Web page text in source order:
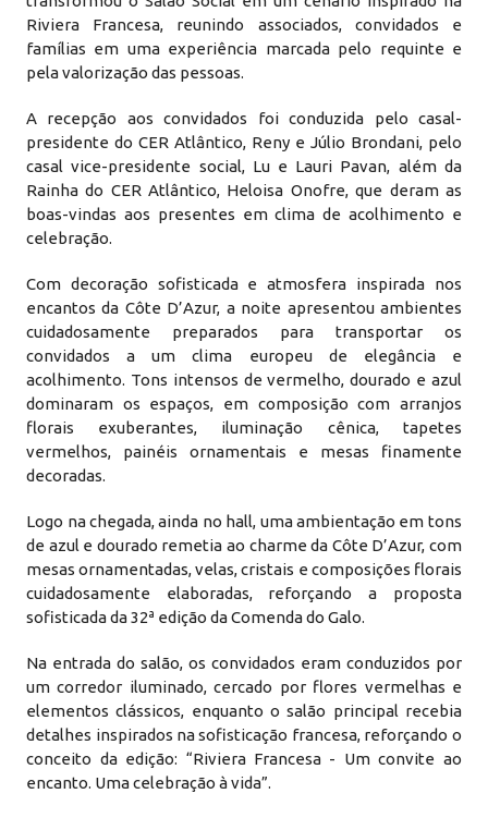
Riviera Francesa, reunindo associados, convidados e
famílias em uma experiência marcada pelo requinte e
pela valorização das pessoas.
A recepção aos convidados foi conduzida pelo casal-
presidente do CER Atlântico, Reny e Júlio Brondani, pelo
casal vice-presidente social, Lu e Lauri Pavan, além da
Rainha do CER Atlântico, Heloisa Onofre, que deram as
boas-vindas aos presentes em clima de acolhimento e
celebração.
Com decoração sofisticada e atmosfera inspirada nos
encantos da Côte D’Azur, a noite apresentou ambientes
cuidadosamente preparados para transportar os
convidados a um clima europeu de elegância e
acolhimento. Tons intensos de vermelho, dourado e azul
dominaram os espaços, em composição com arranjos
florais exuberantes, iluminação cênica, tapetes
vermelhos, painéis ornamentais e mesas finamente
decoradas.
Logo na chegada, ainda no hall, uma ambientação em tons
de azul e dourado remetia ao charme da Côte D’Azur, com
mesas ornamentadas, velas, cristais e composições florais
cuidadosamente elaboradas, reforçando a proposta
sofisticada da 32ª edição da Comenda do Galo.
Na entrada do salão, os convidados eram conduzidos por
um corredor iluminado, cercado por flores vermelhas e
elementos clássicos, enquanto o salão principal recebia
detalhes inspirados na sofisticação francesa, reforçando o
conceito da edição: “Riviera Francesa - Um convite ao
encanto. Uma celebração à vida”.